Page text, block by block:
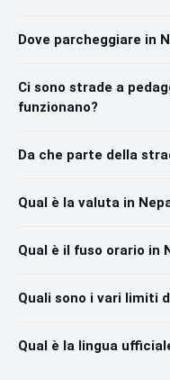
Dove parcheggiare in
Ci sono strade a
funzionano?
Da che parte della
Qual è la valuta in
Qual è il fuso orario in
Quali sono i vari limiti
Qual è la lingua